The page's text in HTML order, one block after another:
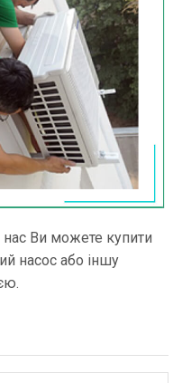
нас Ви можете купити
насос або іншу